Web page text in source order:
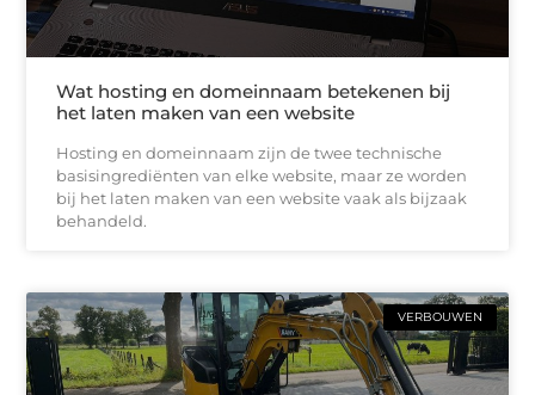
Wat hosting en domeinnaam betekenen bij
het laten maken van een website
Hosting en domeinnaam zijn de twee technische
basisingrediënten van elke website, maar ze worden
bij het laten maken van een website vaak als bijzaak
behandeld.
VERBOUWEN